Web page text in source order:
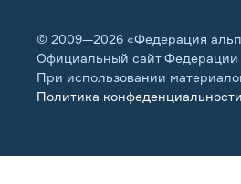
© 2009—2026 «Федерация
Официальный сайт Федерации
При использовании
Политика конфеденциальности